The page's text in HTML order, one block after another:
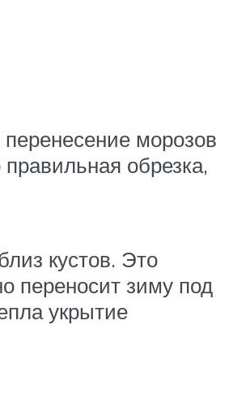
перенесение морозов
обрезка,
кустов. Это
переносит зиму под
укрытие